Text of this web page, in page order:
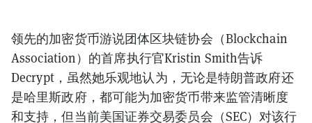
领先的加密货币游说团体区块链协会（Blockchain
Association）的首席执行官Kristin Smith告诉
Decrypt，虽然她乐观地认为，无论是特朗普政府还
是哈里斯政府，都可能为加密货币带来监管清晰度
和支持，但当前美国证券交易委员会（SEC）对该行